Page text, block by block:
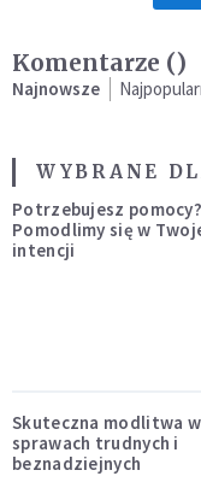
Komentarze ()
Najnowsze
WYBRANE
Potrzebujesz pomocy?
Pomodlimy się w
intencji
Skuteczna modlitwa w
sprawach trudnych i
beznadziejnych